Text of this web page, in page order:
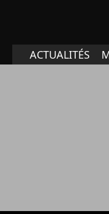
ACTUALITÉS